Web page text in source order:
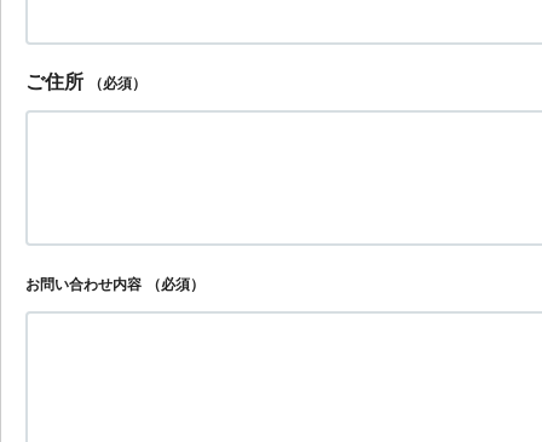
ご住所 （必須）
お問い合わせ内容 （必須）